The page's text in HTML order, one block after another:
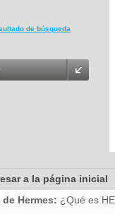
de búsqueda
a la página inicial
de Hermes: ¿Qué es